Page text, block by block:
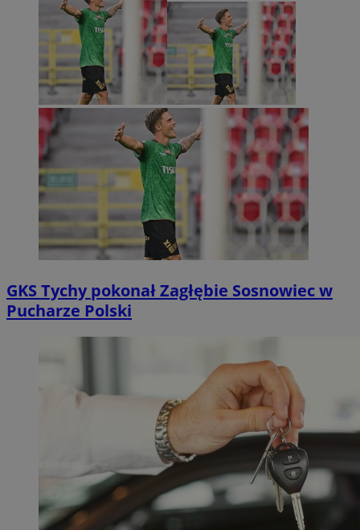
GKS Tychy pokonał Zagłębie Sosnowiec w
Pucharze Polski